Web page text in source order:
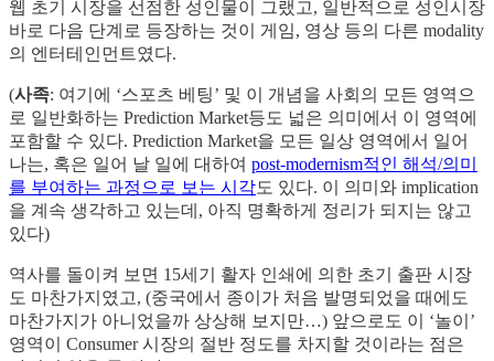
웹 초기 시장을 선점한 성인물이 그랬고, 일반적으로 성인시장
바로 다음 단계로 등장하는 것이 게임, 영상 등의 다른 modality
의 엔터테인먼트였다.
(사족: 여기에 ‘스포츠 베팅’ 및 이 개념을 사회의 모든 영역으
로 일반화하는 Prediction Market등도 넓은 의미에서 이 영역에
포함할 수 있다. Prediction Market을 모든 일상 영역에서 일어
나는, 혹은 일어 날 일에 대하여 post-modernism적인 해석/의미
를 부여하는 과정으로 보는 시각도 있다. 이 의미와 implication
을 계속 생각하고 있는데, 아직 명확하게 정리가 되지는 않고
있다)
역사를 돌이켜 보면 15세기 활자 인쇄에 의한 초기 출판 시장
도 마찬가지였고, (중국에서 종이가 처음 발명되었을 때에도
마찬가지가 아니었을까 상상해 보지만…) 앞으로도 이 ‘놀이’
영역이 Consumer 시장의 절반 정도를 차지할 것이라는 점은